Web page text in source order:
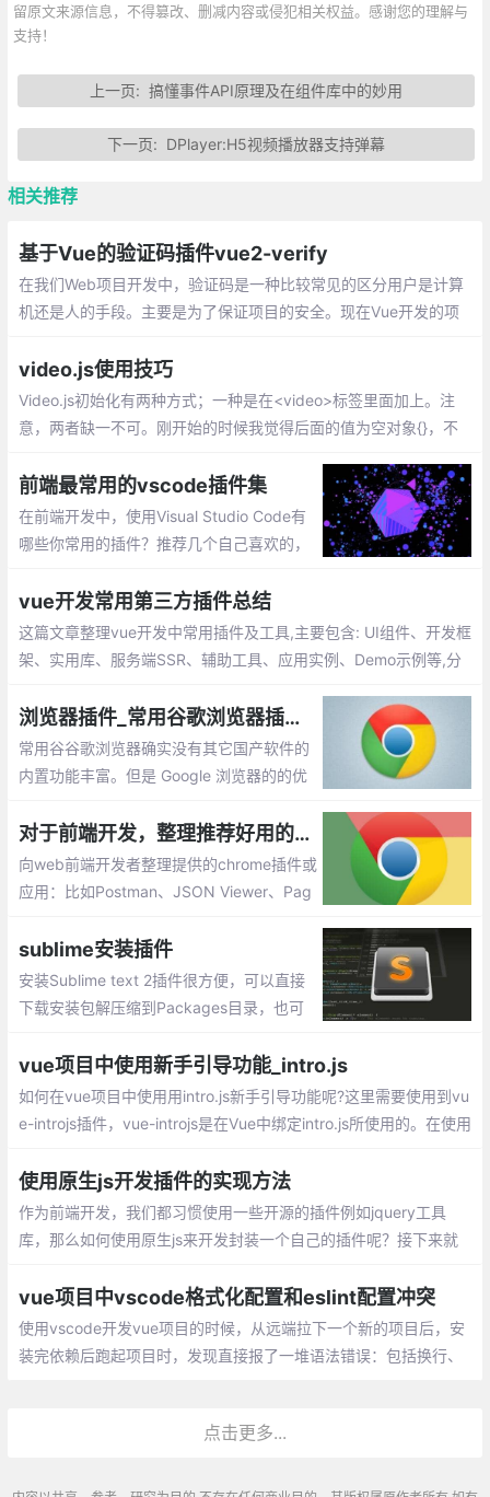
留原文来源信息，不得篡改、删减内容或侵犯相关权益。感谢您的理解与
支持！
上一页: 搞懂事件API原理及在组件库中的妙用
下一页: DPlayer:H5视频播放器支持弹幕
相关推荐
基于Vue的验证码插件vue2-verify
在我们Web项目开发中，验证码是一种比较常见的区分用户是计算
机还是人的手段。主要是为了保证项目的安全。现在Vue开发的项
用的验证码插件vue2-verify。但是大家要注意一点
video.js使用技巧
Video.js初始化有两种方式；一种是在<video>标签里面加上。注
意，两者缺一不可。刚开始的时候我觉得后面的值为空对象{}，不
前端最常用的vscode插件集
在前端开发中，使用Visual Studio Code有
哪些你常用的插件？推荐几个自己喜欢的，
实用、前端必备的插件集
vue开发常用第三方插件总结
这篇文章整理vue开发中常用插件及工具,主要包含: UI组件、开发框
架、实用库、服务端SSR、辅助工具、应用实例、Demo示例等,分
浏览器插件_常用谷歌浏览器插件推荐
常用谷谷歌浏览器确实没有其它国产软件的
内置功能丰富。但是 Google 浏览器的的优
持众多强大好用的扩展程序，用户能够按照
自己的喜好去个性化定制浏览器。今天我就
给大家介绍几款自己常用的插件。
对于前端开发，整理推荐好用的chrome插件或应用
向web前端开发者整理提供的chrome插件或
应用：比如Postman、JSON Viewer、Pag
sublime安装插件
安装Sublime text 2插件很方便，可以直接
下载安装包解压缩到Packages目录，也可
线安装
vue项目中使用新手引导功能_intro.js
如何在vue项目中使用用intro.js新手引导功能呢?这里需要使用到vu
e-introjs插件，vue-introjs是在Vue中绑定intro.js所使用的。在使用
使用原生js开发插件的实现方法
作为前端开发，我们都习惯使用一些开源的插件例如jquery工具
库，那么如何使用原生js来开发封装一个自己的插件呢？接下来就
vue项目中vscode格式化配置和eslint配置冲突
使用vscode开发vue项目的时候，从远端拉下一个新的项目后，安
装完依赖后跑起项目时，发现直接报了一堆语法错误：包括换行、
点击更多...